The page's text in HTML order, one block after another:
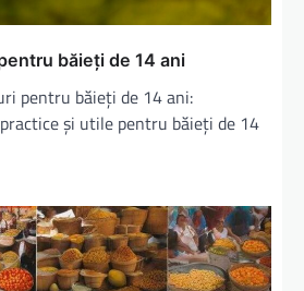
băieți de 14 ani
pentru băieți de 14 ani:
și utile pentru băieți de 14